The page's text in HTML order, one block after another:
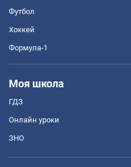
Футбол
Хоккей
Формула-1
Моя школа
ГДЗ
Онлайн уроки
ЗНО